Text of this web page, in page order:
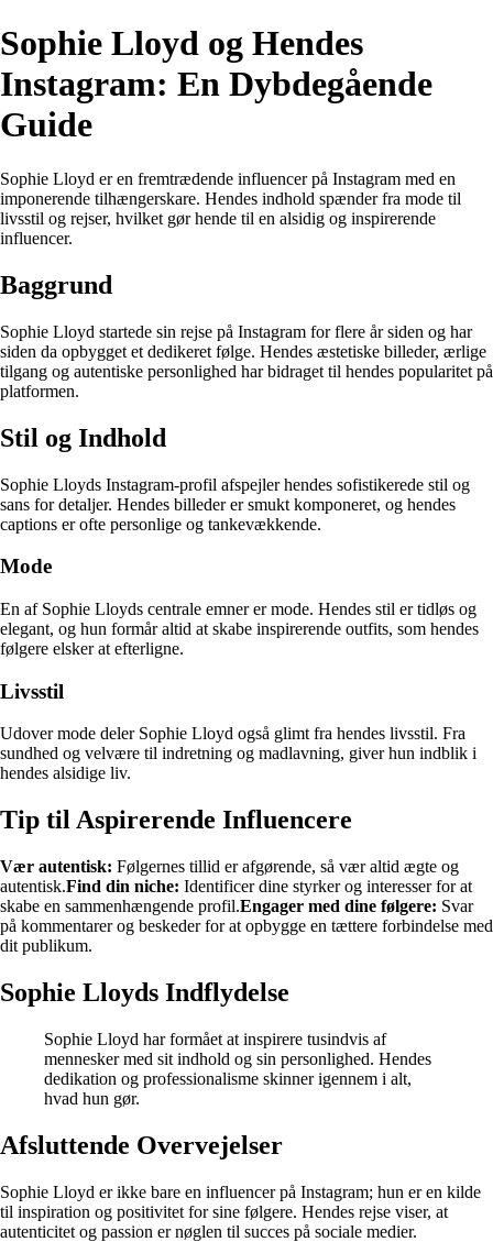
Sophie Lloyd og Hendes
Instagram: En Dybdegående
Guide
Sophie Lloyd er en fremtrædende influencer på Instagram med en
imponerende tilhængerskare. Hendes indhold spænder fra mode til
livsstil og rejser, hvilket gør hende til en alsidig og inspirerende
influencer.
Baggrund
Sophie Lloyd startede sin rejse på Instagram for flere år siden og har
siden da opbygget et dedikeret følge. Hendes æstetiske billeder, ærlige
tilgang og autentiske personlighed har bidraget til hendes popularitet på
platformen.
Stil og Indhold
Sophie Lloyds Instagram-profil afspejler hendes sofistikerede stil og
sans for detaljer. Hendes billeder er smukt komponeret, og hendes
captions er ofte personlige og tankevækkende.
Mode
En af Sophie Lloyds centrale emner er mode. Hendes stil er tidløs og
elegant, og hun formår altid at skabe inspirerende outfits, som hendes
følgere elsker at efterligne.
Livsstil
Udover mode deler Sophie Lloyd også glimt fra hendes livsstil. Fra
sundhed og velvære til indretning og madlavning, giver hun indblik i
hendes alsidige liv.
Tip til Aspirerende Influencere
Vær autentisk: Følgernes tillid er afgørende, så vær altid ægte og
autentisk.Find din niche: Identificer dine styrker og interesser for at
skabe en sammenhængende profil.Engager med dine følgere: Svar
på kommentarer og beskeder for at opbygge en tættere forbindelse med
dit publikum.
Sophie Lloyds Indflydelse
Sophie Lloyd har formået at inspirere tusindvis af
mennesker med sit indhold og sin personlighed. Hendes
dedikation og professionalisme skinner igennem i alt,
hvad hun gør.
Afsluttende Overvejelser
Sophie Lloyd er ikke bare en influencer på Instagram; hun er en kilde
til inspiration og positivitet for sine følgere. Hendes rejse viser, at
autenticitet og passion er nøglen til succes på sociale medier.